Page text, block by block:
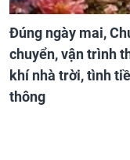
Đúng ngày mai,
chuyển, vận trình
khí nhà trời, tình
thông